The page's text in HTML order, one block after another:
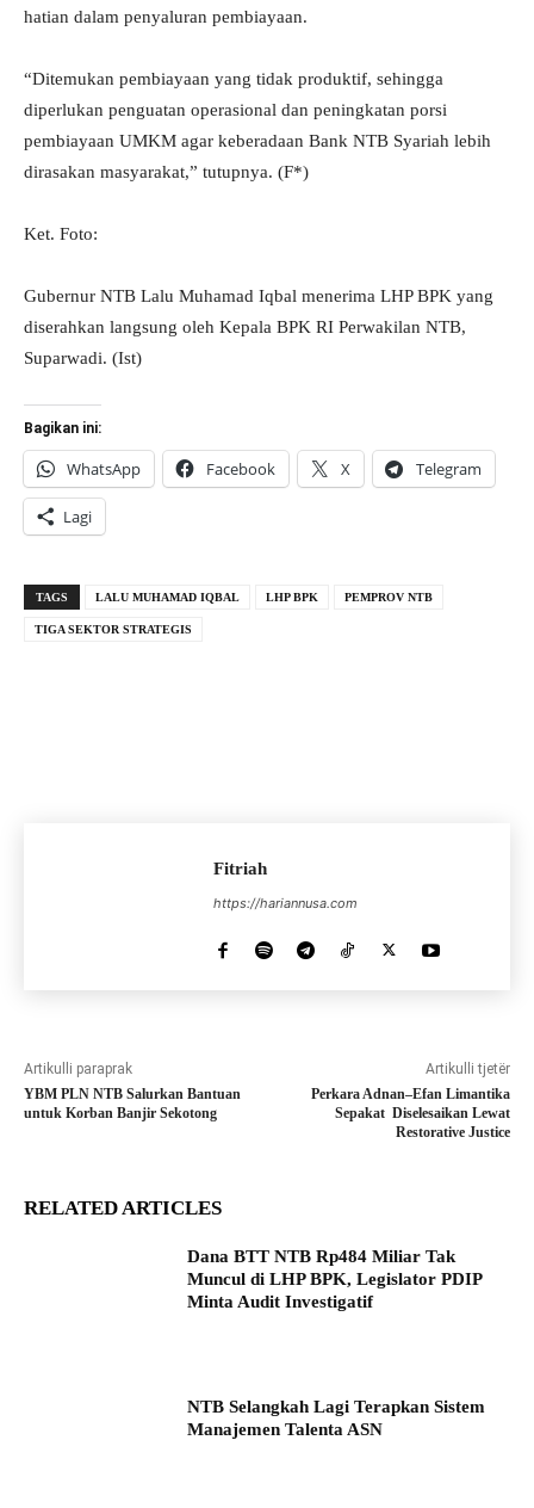
hatian dalam penyaluran pembiayaan.
“Ditemukan pembiayaan yang tidak produktif, sehingga
diperlukan penguatan operasional dan peningkatan porsi
pembiayaan UMKM agar keberadaan Bank NTB Syariah lebih
dirasakan masyarakat,” tutupnya. (F*)
Ket. Foto:
Gubernur NTB Lalu Muhamad Iqbal menerima LHP BPK yang
diserahkan langsung oleh Kepala BPK RI Perwakilan NTB,
Suparwadi. (Ist)
Bagikan ini:
WhatsApp Facebook X Telegram
Lagi
TAGS LALU MUHAMAD IQBAL LHP BPK PEMPROV NTB
TIGA SEKTOR STRATEGIS
Fitriah
https://hariannusa.com
Artikulli paraprak
YBM PLN NTB Salurkan Bantuan
untuk Korban Banjir Sekotong
Artikulli tjetër
Perkara Adnan–Efan Limantika
Sepakat Diselesaikan Lewat
Restorative Justice
RELATED ARTICLES
Dana BTT NTB Rp484 Miliar Tak
Muncul di LHP BPK, Legislator PDIP
Minta Audit Investigatif
NTB Selangkah Lagi Terapkan Sistem
Manajemen Talenta ASN